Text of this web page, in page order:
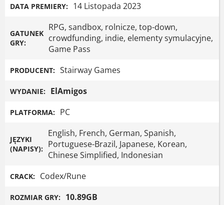
DATA PREMIERY: 14 Listopada 2023
GATUNEK
GRY:
RPG, sandbox, rolnicze, top-down,
crowdfunding, indie, elementy symulacyjne,
Game Pass
PRODUCENT: Stairway Games
WYDANIE: ElAmigos
PLATFORMA: PC
JĘZYKI
(NAPISY):
English, French, German, Spanish,
Portuguese-Brazil, Japanese, Korean,
Chinese Simplified, Indonesian
CRACK: Codex/Rune
ROZMIAR GRY: 10.89GB